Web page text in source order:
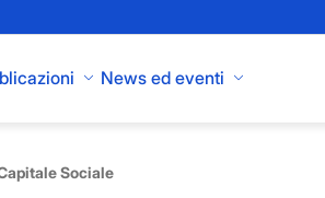
News ed eventi
Sociale